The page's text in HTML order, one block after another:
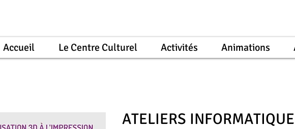
Accueil Le Centre Culturel Activités Animations
ATELIERS